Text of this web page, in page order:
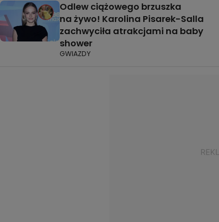
Odlew ciążowego brzuszka
na żywo! Karolina Pisarek-Salla
zachwyciła atrakcjami na baby
shower
GWIAZDY